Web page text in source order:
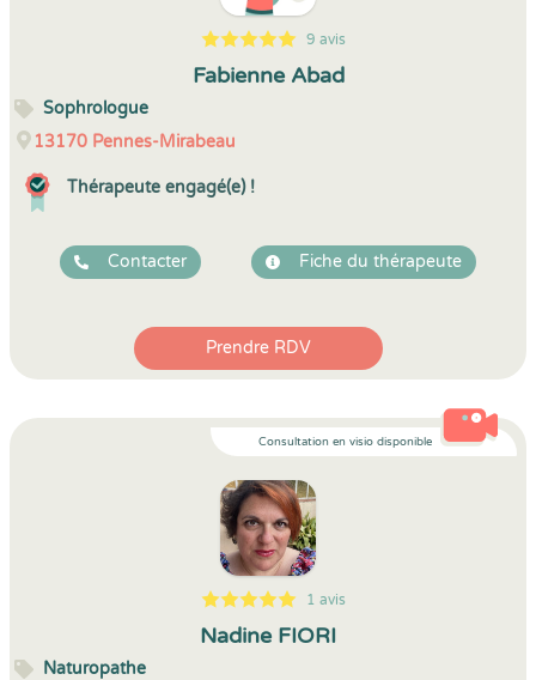
5
1
5
9 9 avis
Fabienne Abad
Sophrologue
13170 Pennes-Mirabeau
Thérapeute engagé(e) !
Contacter Fiche du thérapeute
Prendre RDV
Consultation en visio disponible
5
1
5
1 1 avis
Nadine FIORI
Naturopathe